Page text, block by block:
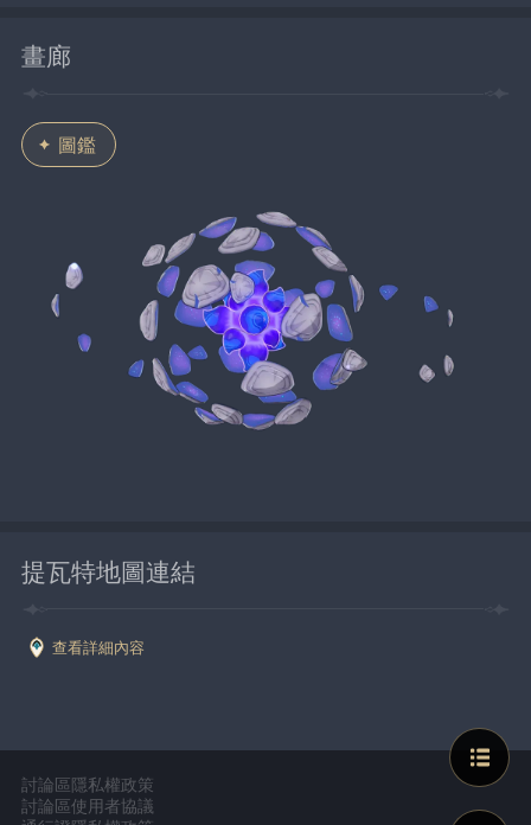
畫廊
圖鑑
提瓦特地圖連結
查看詳細內容
討論區隱私權政策
討論區使用者協議